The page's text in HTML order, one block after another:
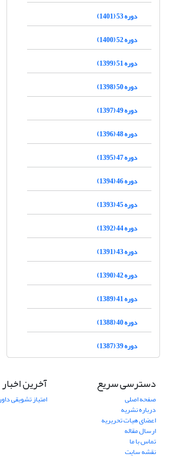
دوره 53 (1401)
دوره 52 (1400)
دوره 51 (1399)
دوره 50 (1398)
دوره 49 (1397)
دوره 48 (1396)
دوره 47 (1395)
دوره 46 (1394)
دوره 45 (1393)
دوره 44 (1392)
دوره 43 (1391)
دوره 42 (1390)
دوره 41 (1389)
دوره 40 (1388)
دوره 39 (1387)
دسترسی سریع
صفحه اصلی
درباره نشریه
اعضای هیات تحریریه
ارسال مقاله
تماس با ما
نقشه سایت
آخرین اخبار
امتیاز تشویقی